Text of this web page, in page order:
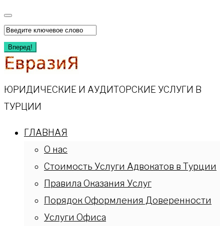
Вперед!
ЮРИДИЧЕСКИЕ И АУДИТОРСКИЕ УСЛУГИ В
ТУРЦИИ
ГЛАВНАЯ
О нас
Стоимость Услуги Адвокатов в Турции
Правила Оказания Услуг
Порядок Оформления Доверенности
Услуги Офиса